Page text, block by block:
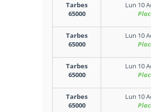
Tarbes
65000
Lun 10
Tarbes
65000
Lun 10
Tarbes
65000
Lun 10
Tarbes
65000
Lun 10